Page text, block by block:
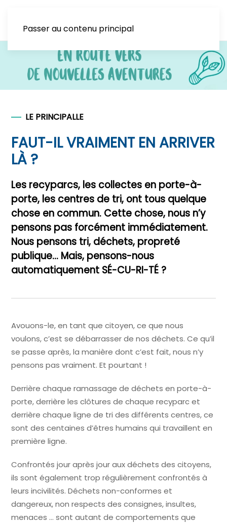
Passer au contenu principal
LE PRINCIPALLE
FAUT-IL VRAIMENT EN ARRIVER
LÀ ?
Les recyparcs, les collectes en porte-à-
porte, les centres de tri, ont tous quelque
chose en commun. Cette chose, nous n’y
pensons pas forcément immédiatement.
Nous pensons tri, déchets, propreté
publique… Mais, pensons-nous
automatiquement SÉ-CU-RI-TÉ ?
Avouons-le, en tant que citoyen, ce que nous
voulons, c’est se débarrasser de nos déchets. Ce qu’il
se passe après, la manière dont c’est fait, nous n’y
pensons pas vraiment. Et pourtant !
Derrière chaque ramassage de déchets en porte-à-
porte, derrière les clôtures de chaque recyparc et
derrière chaque ligne de tri des différents centres, ce
sont des centaines d’êtres humains qui travaillent en
première ligne.
Confrontés jour après jour aux déchets des citoyens,
ils sont également trop régulièrement confrontés à
leurs incivilités. Déchets non-conformes et
dangereux, non respects des consignes, insultes,
menaces … sont autant de comportements que